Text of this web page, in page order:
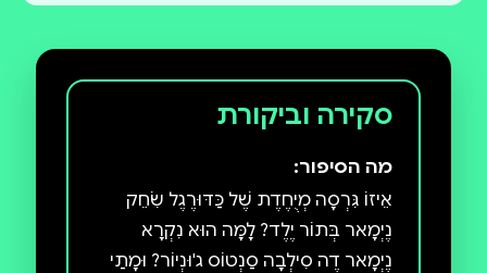
סקירה וביקורת
מה הסיפור:
אֵיזוֹ גִּרְסָה מְיֻחֶדֶת שֶׁל כַּדּוּרֶגֶל שִׂחֵק
נֶיְמָאר בְּתוֹר יֶלֶד? לָמָּה הוּא נִקְרָא
נֶיְמָאר דֶה סִילְבָה סַנְטוֹס ג'וּנְיוֹר? וּמָתַי